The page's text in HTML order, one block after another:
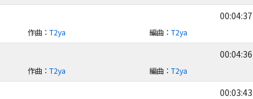
00:04:37
作曲 ：T2ya 編曲 ：T2ya
00:04:36
作曲 ：T2ya 編曲 ：T2ya
00:03:43